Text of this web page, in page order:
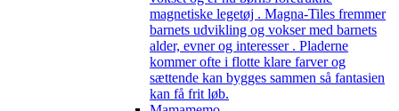
magnetiske legetøj . Magna-Tiles fremmer
barnets udvikling og vokser med barnets
alder, evner og interesser . Pladerne
kommer ofte i flotte klare farver og
sættende kan bygges sammen så fantasien
kan få frit løb.